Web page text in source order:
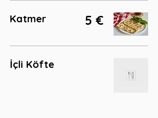
Katmer 5 €
İçli Köfte